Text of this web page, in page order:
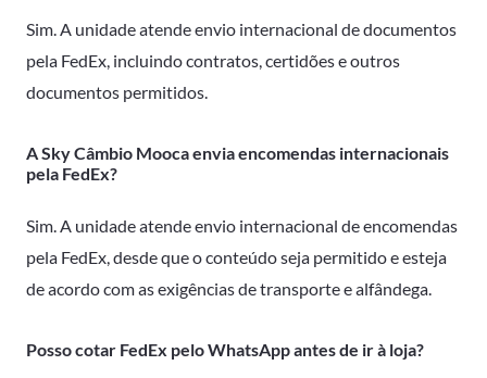
Sim. A unidade atende envio internacional de documentos
pela FedEx, incluindo contratos, certidões e outros
documentos permitidos.
A Sky Câmbio Mooca envia encomendas internacionais
pela FedEx?
Sim. A unidade atende envio internacional de encomendas
pela FedEx, desde que o conteúdo seja permitido e esteja
de acordo com as exigências de transporte e alfândega.
Posso cotar FedEx pelo WhatsApp antes de ir à loja?